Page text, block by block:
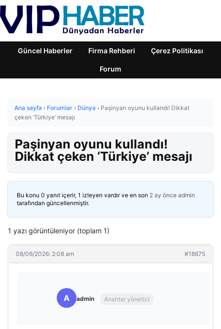
Güncel Haberler Firma Rehberi Çerez Politikası
Forum
Ana sayfa › Forumlar › Dünya › Paşinyan oyunu kullandı! Dikkat
çeken ‘Türkiye’ mesajı
Paşinyan oyunu kullandı!
Dikkat çeken ‘Türkiye’ mesajı
Bu konu 0 yanıt içerir, 1 izleyen vardır ve en son 2 ay önce admin
tarafından güncellenmiştir.
1 yazı görüntüleniyor (toplam 1)
08/06/2026: 2:08 am #18675
A admin Anahtar yönetici